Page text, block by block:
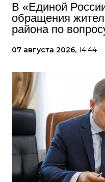
В «Единой
обращения
района по
07 августа 2026, 14:44